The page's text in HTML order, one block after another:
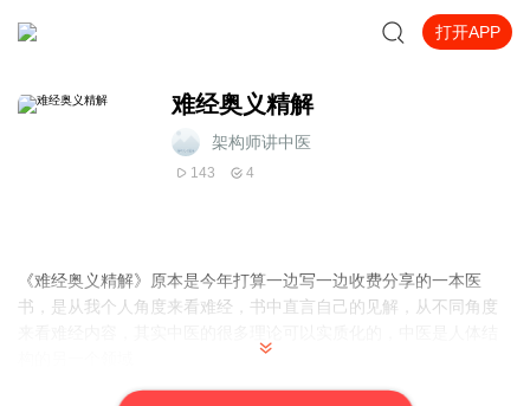
打开APP
难经奥义精解
架构师讲中医
143 4
《难经奥义精解》原本是今年打算一边写一边收费分享的一本医
书，是从我个人角度来看难经，书中直言自己的见解，从不同角度